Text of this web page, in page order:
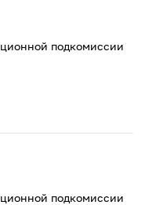
подкомиссии
подкомиссии